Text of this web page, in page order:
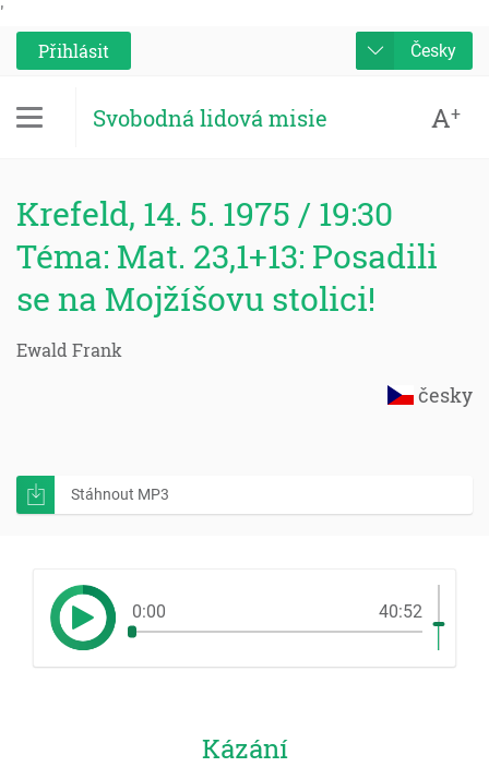
'
Přihlásit
Česky
Svobodná lidová misie A+
Krefeld, 14. 5. 1975 / 19:30
Téma: Mat. 23,1+13: Posadili
se na Mojžíšovu stolici!
Ewald Frank
česky
Stáhnout MP3
0:00 40:52
Kázání